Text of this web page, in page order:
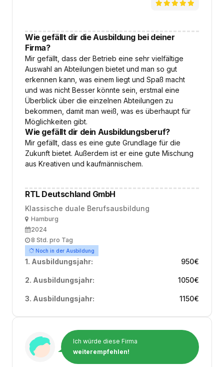
Wie gefällt dir die Ausbildung bei deiner
Firma?
Mir gefällt, dass der Betrieb eine sehr vielfältige
Auswahl an Abteilungen bietet und man so gut
erkennen kann, was einem liegt und Spaß macht
und was nicht Besser könnte sein, erstmal eine
Überblick über die einzelnen Abteilungen zu
bekommen, damit man weiß, was es überhaupt für
Möglichkeiten gibt.
Wie gefällt dir dein Ausbildungsberuf?
Mir gefällt, dass es eine gute Grundlage für die
Zukunft bietet. Außerdem ist er eine gute Mischung
aus Kreativen und kaufmännischem.
RTL Deutschland GmbH
Klassische duale Berufsausbildung
OrtHamburg
Ausbildungsbeginn
2024
Arbeitszeit
8 Std. pro Tag
Noch in der Ausbildung
1. Ausbildungsjahr: 950€
2. Ausbildungsjahr: 1050€
3. Ausbildungsjahr: 1150€
Ich würde diese Firma
weiterempfehlen!